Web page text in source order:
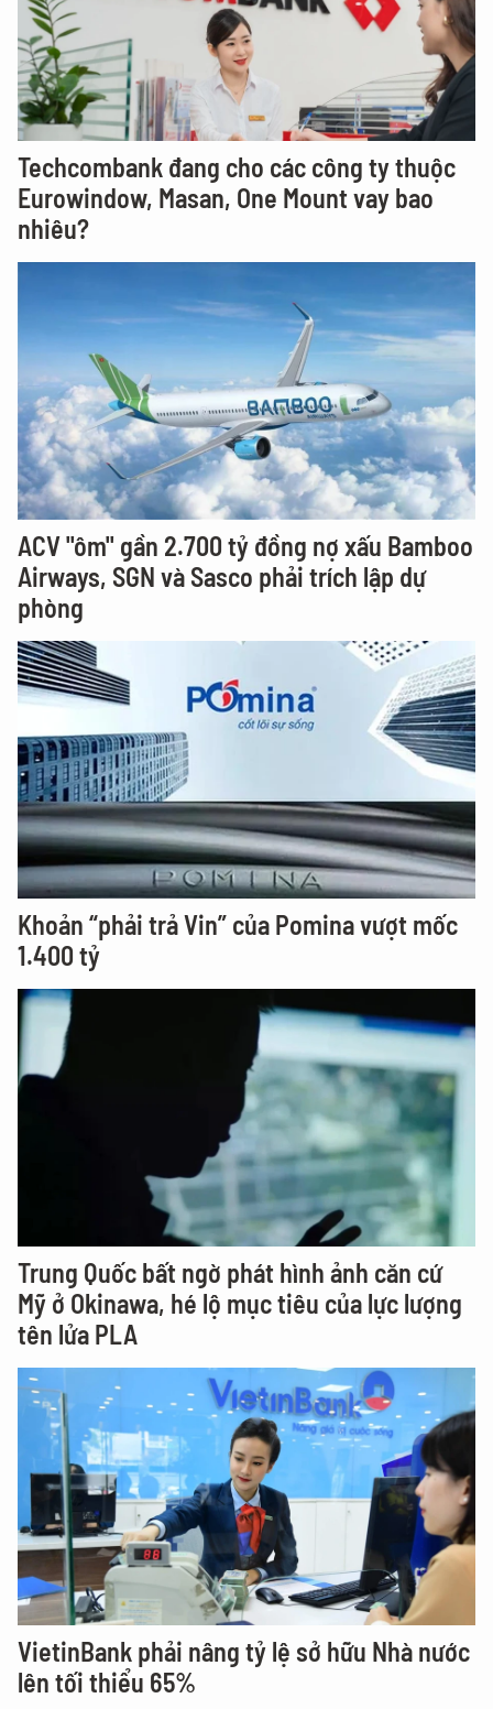
Techcombank đang cho các công ty thuộc
Eurowindow, Masan, One Mount vay bao
nhiêu?
ACV "ôm" gần 2.700 tỷ đồng nợ xấu Bamboo
Airways, SGN và Sasco phải trích lập dự
phòng
Khoản “phải trả Vin” của Pomina vượt mốc
1.400 tỷ
Trung Quốc bất ngờ phát hình ảnh căn cứ
Mỹ ở Okinawa, hé lộ mục tiêu của lực lượng
tên lửa PLA
VietinBank phải nâng tỷ lệ sở hữu Nhà nước
lên tối thiểu 65%